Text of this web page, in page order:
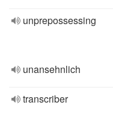
unprepossessing
unansehnlich
transcriber